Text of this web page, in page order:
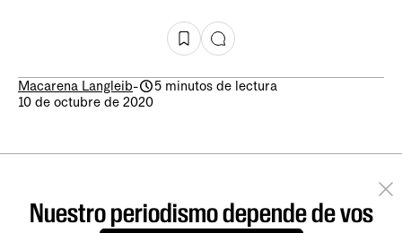
Macarena Langleib-
5 minutos de lectura
10 de octubre de 2020
Nuestro periodismo depende de vos